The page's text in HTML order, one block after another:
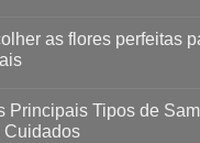
as flores perfeitas
Principais Tipos de
Cuidados